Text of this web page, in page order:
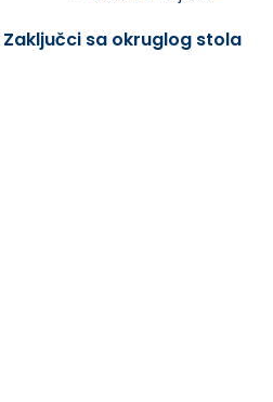
Zaključci sa okruglog stola